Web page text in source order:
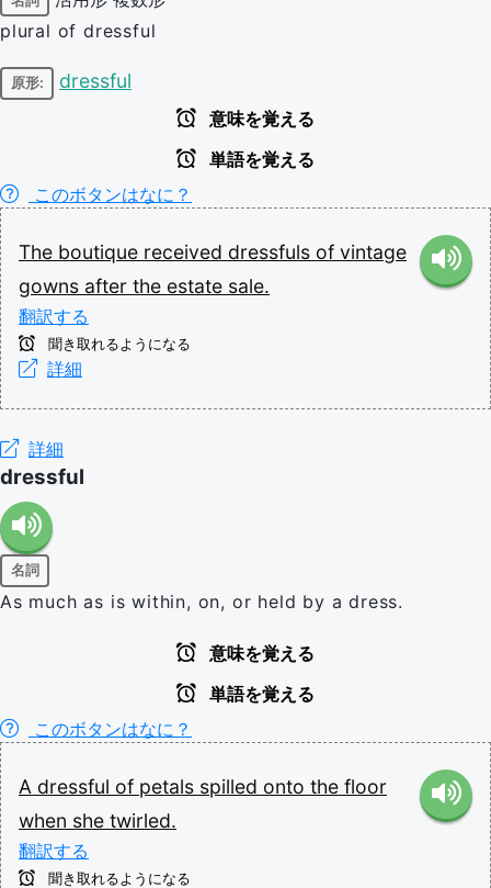
plural of dressful
原形: dressful
意味を覚える
単語を覚える
このボタンはなに？
The boutique received dressfuls of vintage
gowns after the estate sale.
翻訳する
聞き取れるようになる
詳細
詳細
dressful
名詞
As much as is within, on, or held by a dress.
意味を覚える
単語を覚える
このボタンはなに？
A dressful of petals spilled onto the floor
when she twirled.
翻訳する
聞き取れるようになる